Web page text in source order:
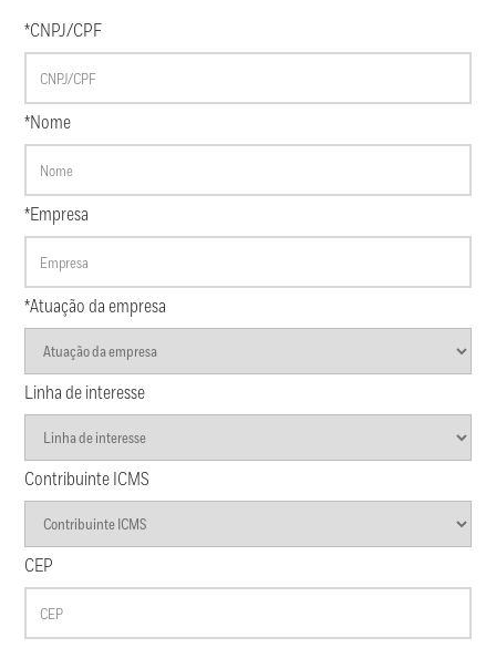
*CNPJ/CPF
*Nome
*Empresa
*Atuação da empresa
Linha de interesse
Contribuinte ICMS
CEP